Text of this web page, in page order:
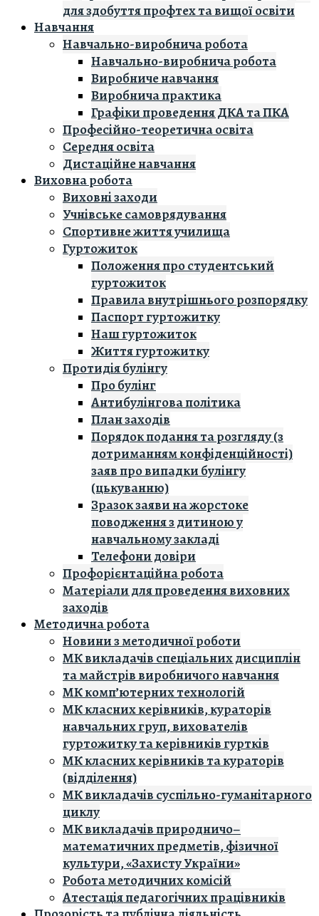
для здобуття профтех та вищої освіти
Навчання
Навчально-виробнича робота
Навчально-виробнича робота
Виробниче навчання
Виробнича практика
Графіки проведення ДКА та ПКА
Професійно-теоретична освіта
Середня освіта
Дистаційне навчання
Виховна робота
Виховні заходи
Учнівське самоврядування
Спортивне життя училища
Гуртожиток
Положення про студентський
гуртожиток
Правила внутрішнього розпорядку
Паспорт гуртожитку
Наш гуртожиток
Життя гуртожитку
Протидія булінгу
Про булінг
Антибулінгова політика
План заходів
Порядок подання та розгляду (з
дотриманням конфіденційності)
заяв про випадки булінгу
(цькуванню)
Зразок заяви на жорстоке
поводження з дитиною у
навчальному закладі
Телефони довіри
Профорієнтаційна робота
Матеріали для проведення виховних
заходів
Методична робота
Новини з методичної роботи
МК викладачів спеціальних дисциплін
та майстрів виробничого навчання
МК комп’ютерних технологій
МК класних керівників, кураторів
навчальних груп, вихователів
гуртожитку та керівників гуртків
МК класних керівників та кураторів
(відділення)
МК викладачів суспільно-гуманітарного
циклу
МК викладачів природничо–
математичних предметів, фізичної
культури, «Захисту України»
Робота методичних комісій
Атестація педагогічних працівників